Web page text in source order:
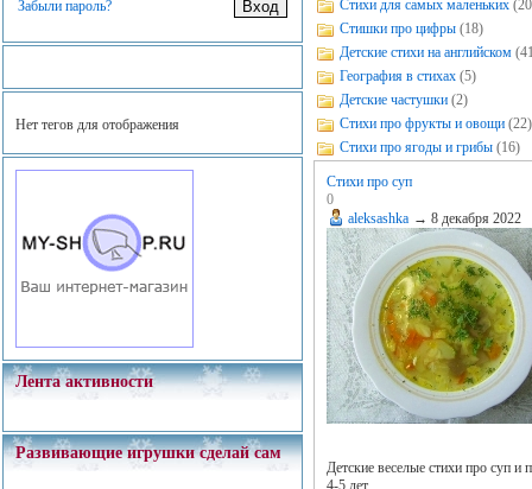
Забыли пароль?
Нет тегов для отображения
Лента активности
Развивающие игрушки сделай сам
Стихи для самых маленьких
Стишки про цифры (18)
Детские стихи на английском
География в стихах (5)
Детские частушки (2)
Стихи про фрукты и овощи (22)
Стихи про ягоды и грибы (16)
Стихи про суп
0
aleksashka → 8 декабря 2022
Детские веселые стихи про суп
4-5 лет